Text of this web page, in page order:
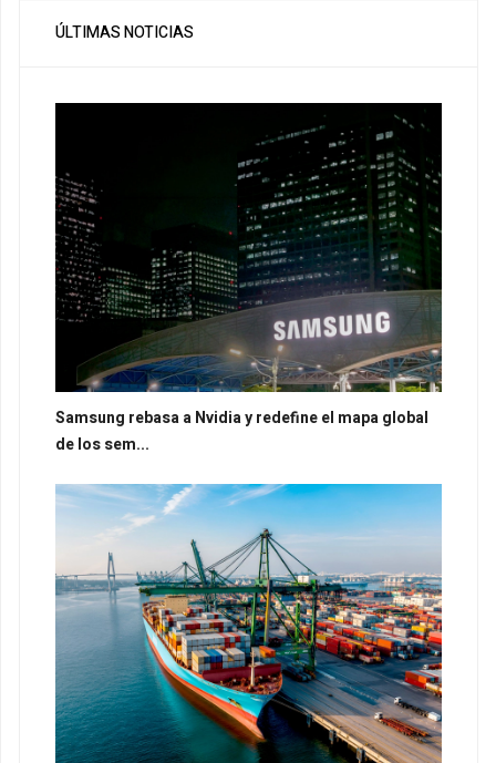
ÚLTIMAS NOTICIAS
Samsung rebasa a Nvidia y redefine el mapa global
de los sem...